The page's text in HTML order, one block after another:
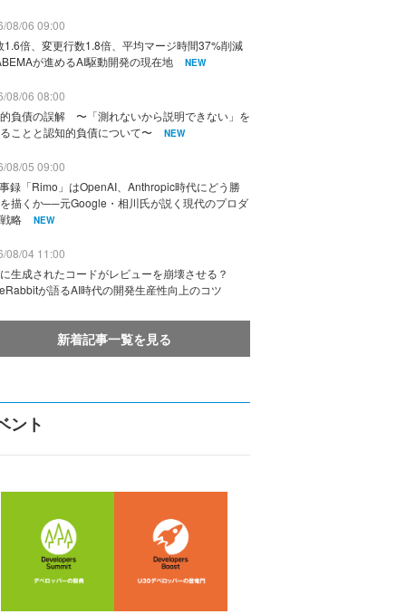
08/06 09:00
1.6倍、変更行数1.8倍、平均マージ時間37%削減
が進めるAI駆動開発の現在地
NEW
08/06 08:00
負債の誤解 〜「測れないから説明できない」を
ことと認知的負債について〜
NEW
08/05 09:00
録「Rimo」はOpenAI、Anthropic時代にどう勝
描くか──元Google・相川氏が説く現代のプロダ
略
NEW
08/04 11:00
生成されたコードがレビューを崩壊させる？
が語るAI時代の開発生産性向上のコツ
新着記事一覧を見る
ント